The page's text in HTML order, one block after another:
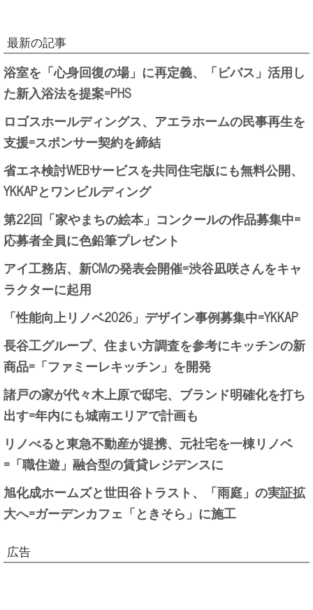
最新の記事
浴室を「心身回復の場」に再定義、「ビバス」活用し
た新入浴法を提案=PHS
ロゴスホールディングス、アエラホームの民事再生を
支援=スポンサー契約を締結
省エネ検討WEBサービスを共同住宅版にも無料公開、
YKKAPとワンビルディング
第22回「家やまちの絵本」コンクールの作品募集中=
応募者全員に色鉛筆プレゼント
アイ工務店、新CMの発表会開催=渋谷凪咲さんをキャ
ラクターに起用
「性能向上リノベ2026」デザイン事例募集中=YKKAP
長谷工グループ、住まい方調査を参考にキッチンの新
商品=「ファミーレキッチン」を開発
諸戸の家が代々木上原で邸宅、ブランド明確化を打ち
出す=年内にも城南エリアで計画も
リノべると東急不動産が提携、元社宅を一棟リノベ
=「職住遊」融合型の賃貸レジデンスに
旭化成ホームズと世田谷トラスト、「雨庭」の実証拡
大へ=ガーデンカフェ「ときそら」に施工
広告